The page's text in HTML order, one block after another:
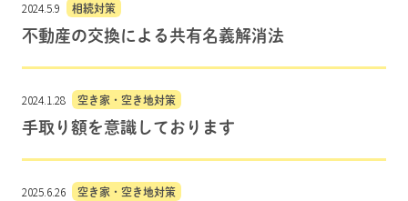
2024.5.9 相続対策
不動産の交換による共有名義解消法
2024.1.28 空き家・空き地対策
手取り額を意識しております
2025.6.26 空き家・空き地対策